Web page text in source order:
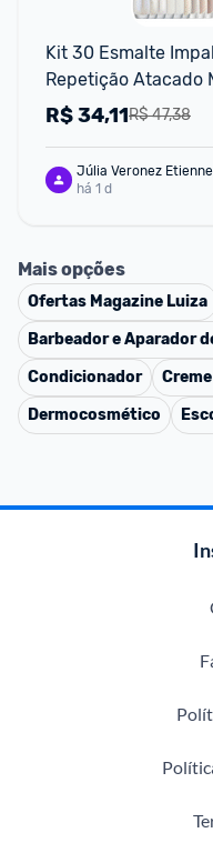
Kit 30 Esmalte
Repetição Atacado
R$ 47,38
R$34,11
Júlia Veronez
há 1 d
Mais opções
Ofertas Magazine Luiza
Barbeador e Aparador
Condicionador
Dermocosmético